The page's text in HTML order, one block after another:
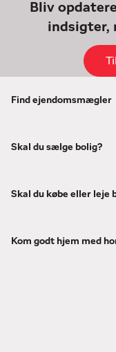
Bliv
indsigter,
Find ejendomsmægler
Skal du sælge bolig?
Skal du købe eller leje
Kom godt hjem med